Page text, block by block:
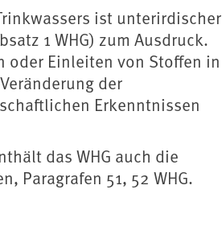
ist unterirdischer
1 WHG) zum Ausdruck.
oder Einleiten von Stoffen in
der
Erkenntnissen
das WHG auch die
Paragrafen 51, 52 WHG.